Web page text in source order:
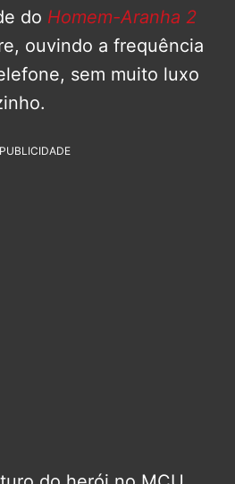
do Homem-Aranha 2
ouvindo a frequência
sem muito luxo
PUBLICIDADE